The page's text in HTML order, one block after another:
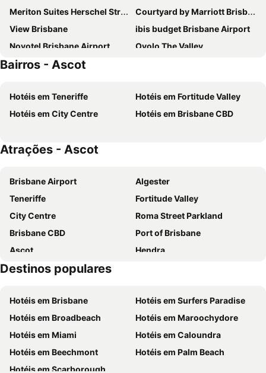
Meriton Suites Herschel Street, Brisbane
Courtyard by Marriott Brisbane South Bank
View Brisbane
ibis budget Brisbane Airport
Novotel Brisbane Airport
Ovolo The Valley
The Alva Hotel Brisbane, Vignette Collection by IHG
Four Points by Sheraton Brisbane
Royal On The Park
ibis Styles Brisbane Elizabeth Street
Great Southern Hotel Brisbane
Brisbane International Virginia
Bairros - Ascot
Hotéis em Teneriffe
Hotéis em Fortitude Valley
Hotéis em City Centre
Hotéis em Brisbane CBD
Atrações - Ascot
Brisbane Airport
Algester
Teneriffe
Fortitude Valley
City Centre
Roma Street Parkland
Brisbane CBD
Port of Brisbane
Ascot
Hendra
Hamilton
Wooloowin
Lutwyche
Newstead
Brookfield
Chandler
Banyo
Red Hill
Northgate
Mount Gravatt East
Destinos populares
Hotéis em Brisbane
Hotéis em Surfers Paradise
Hotéis em Broadbeach
Hotéis em Maroochydore
Hotéis em Miami
Hotéis em Caloundra
Hotéis em Beechmont
Hotéis em Palm Beach
Hotéis em Scarborough